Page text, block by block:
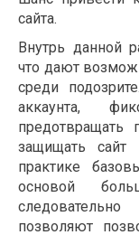
сайта.
Внутрь данной
что дают
среди
аккаунта,
предотвращать
защищать сайт
практике
основой
позволяют